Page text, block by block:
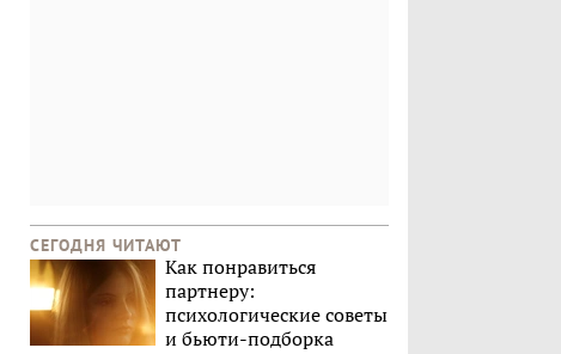
СЕГОДНЯ ЧИТАЮТ
Как понравиться
партнеру:
психологические советы
и бьюти-подборка